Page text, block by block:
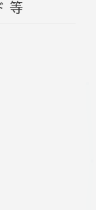
等